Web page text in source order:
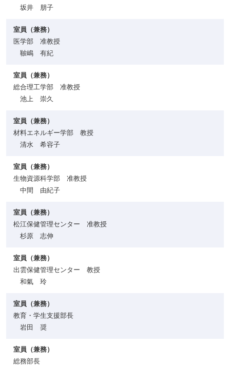
坂井 朋子
室員（兼務）
医学部 准教授
鞁嶋 有紀
室員（兼務）
総合理工学部 准教授
池上 崇久
室員（兼務）
材料エネルギー学部 教授
清水 希容子
室員（兼務）
生物資源科学部 准教授
中間 由紀子
室員（兼務）
松江保健管理センター 准教授
杉原 志伸
室員（兼務）
出雲保健管理センター 教授
和氣 玲
室員（兼務）
教育・学生支援部長
岩田 奨
室員（兼務）
総務部長